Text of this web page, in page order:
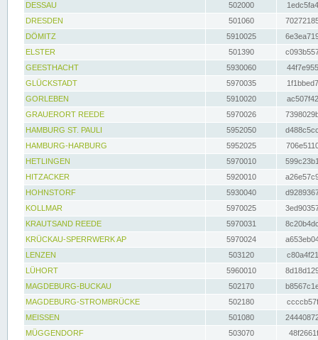
DESSAU
502000
DRESDEN
501060
DÖMITZ
5910025
ELSTER
501390
GEESTHACHT
5930060
GLÜCKSTADT
5970035
GORLEBEN
5910020
GRAUERORT REEDE
5970026
HAMBURG ST. PAULI
5952050
HAMBURG-HARBURG
5952025
HETLINGEN
5970010
HITZACKER
5920010
HOHNSTORF
5930040
KOLLMAR
5970025
KRAUTSAND REEDE
5970031
KRÜCKAU-SPERRWERK AP
5970024
LENZEN
503120
LÜHORT
5960010
MAGDEBURG-BUCKAU
502170
MAGDEBURG-STROMBRÜCKE
502180
MEISSEN
501080
MÜGGENDORF
503070